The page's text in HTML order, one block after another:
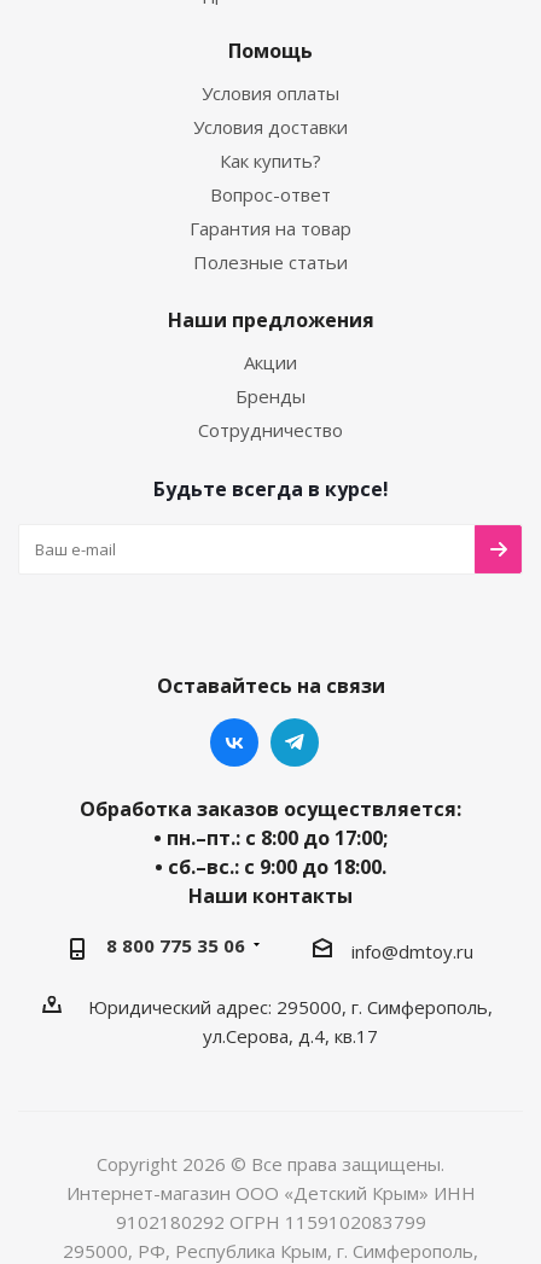
Помощь
Условия оплаты
Условия доставки
Как купить?
Вопрос-ответ
Гарантия на товар
Полезные статьи
Наши предложения
Акции
Бренды
Сотрудничество
Будьте всегда в курсе!
Оставайтесь на связи
Обработка заказов осуществляется:
• пн.–пт.: с 8:00 до 17:00;
• сб.–вс.: с 9:00 до 18:00.
Наши контакты
8 800 775 35 06 info@dmtoy.ru
Юридический адрес: 295000, г. Симферополь,
ул.Серова, д.4, кв.17
Copyright 2026 © Все права защищены.
Интернет-магазин ООО «Детский Крым» ИНН
9102180292 ОГРН 1159102083799
295000, РФ, Республика Крым, г. Симферополь,